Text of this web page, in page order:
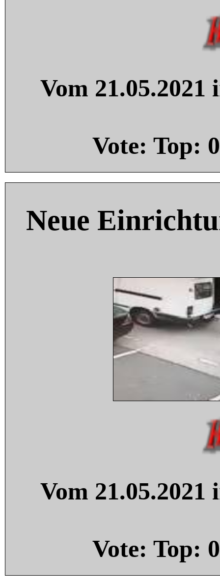
Vom
Vote: Top: 0
Neue
Vom
Vote: Top: 0